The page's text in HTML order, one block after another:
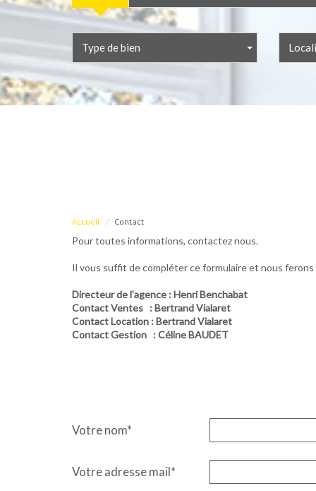
Type de bien
Accueil Contact
Pour toutes informations, contactez nous.
Il vous suffit de compléter ce formulaire et nous
Directeur de l’agence : Henri Benchabat
Contact Ventes : Bertrand Vialaret
Contact Location : Bertrand Vialaret
Contact Gestion : Céline BAUDET
Votre nom*
Votre adresse mail*